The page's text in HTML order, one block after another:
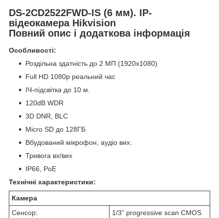
DS-2CD2522FWD-IS (6 мм). IP-
відеокамера Hikvision
Повний опис і додаткова інформація
Особливості:
Роздільна здатність до 2 МП (1920х1080)
Full HD 1080p реальний час
ІЧ-підсвітка до 10 м.
120dB WDR
3D DNR, BLC
Micro SD до 128ГБ
Вбудований мікрофон, аудіо вих.
Тривога вх/вих
IP66, PoE
Технічні характеристики:
Камера
Сенсор:
1/3” progressive scan CMOS